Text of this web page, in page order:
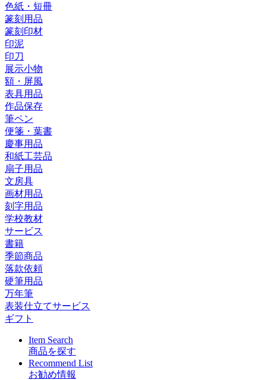
色紙・短冊
篆刻用品
篆刻印材
印泥
印刀
展示小物
額・屏風
表具用品
作品保存
筆ペン
便箋・葉書
慶事用品
和紙工芸品
扇子用品
文房具
画材用品
刻字用品
学校教材
サービス
書籍
季節商品
落款依頼
硬筆用品
万年筆
表装仕立てサービス
ギフト
Item Search
商品を探す
Recommend List
お勧め情報